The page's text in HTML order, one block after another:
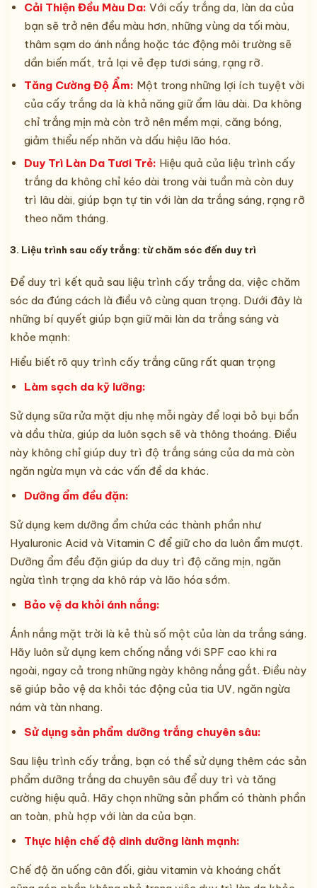
Cải Thiện Đều Màu Da: Với cấy trắng da, làn da của
bạn sẽ trở nên đều màu hơn, những vùng da tối màu,
thâm sạm do ánh nắng hoặc tác động môi trường sẽ
dần biến mất, trả lại vẻ đẹp tươi sáng, rạng rỡ.
Tăng Cường Độ Ẩm: Một trong những lợi ích tuyệt vời
của cấy trắng da là khả năng giữ ẩm lâu dài. Da không
chỉ trắng mịn mà còn trở nên mềm mại, căng bóng,
giảm thiểu nếp nhăn và dấu hiệu lão hóa.
Duy Trì Làn Da Tươi Trẻ: Hiệu quả của liệu trình cấy
trắng da không chỉ kéo dài trong vài tuần mà còn duy
trì lâu dài, giúp bạn tự tin với làn da trắng sáng, rạng rỡ
theo năm tháng.
3. Liệu trình sau cấy trắng: từ chăm sóc đến duy trì
Để duy trì kết quả sau liệu trình cấy trắng da, việc chăm
sóc da đúng cách là điều vô cùng quan trọng. Dưới đây là
những bí quyết giúp bạn giữ mãi làn da trắng sáng và
khỏe mạnh:
Hiểu biết rõ quy trình cấy trắng cũng rất quan trọng
Làm sạch da kỹ lưỡng:
Sử dụng sữa rửa mặt dịu nhẹ mỗi ngày để loại bỏ bụi bẩn
và dầu thừa, giúp da luôn sạch sẽ và thông thoáng. Điều
này không chỉ giúp duy trì độ trắng sáng của da mà còn
ngăn ngừa mụn và các vấn đề da khác.
Dưỡng ẩm đều đặn:
Sử dụng kem dưỡng ẩm chứa các thành phần như
Hyaluronic Acid và Vitamin C để giữ cho da luôn ẩm mượt.
Dưỡng ẩm đều đặn giúp da duy trì độ căng mịn, ngăn
ngừa tình trạng da khô ráp và lão hóa sớm.
Bảo vệ da khỏi ánh nắng:
Ánh nắng mặt trời là kẻ thù số một của làn da trắng sáng.
Hãy luôn sử dụng kem chống nắng với SPF cao khi ra
ngoài, ngay cả trong những ngày không nắng gắt. Điều này
sẽ giúp bảo vệ da khỏi tác động của tia UV, ngăn ngừa
nám và tàn nhang.
Sử dụng sản phẩm dưỡng trắng chuyên sâu:
Sau liệu trình cấy trắng, bạn có thể sử dụng thêm các sản
phẩm dưỡng trắng da chuyên sâu để duy trì và tăng
cường hiệu quả. Hãy chọn những sản phẩm có thành phần
an toàn, phù hợp với làn da của bạn.
Thực hiện chế độ dinh dưỡng lành mạnh:
Chế độ ăn uống cân đối, giàu vitamin và khoáng chất